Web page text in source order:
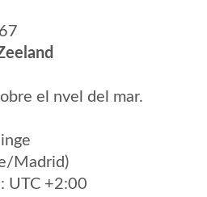
el nvel del mar.
Madrid)
UTC +2:00